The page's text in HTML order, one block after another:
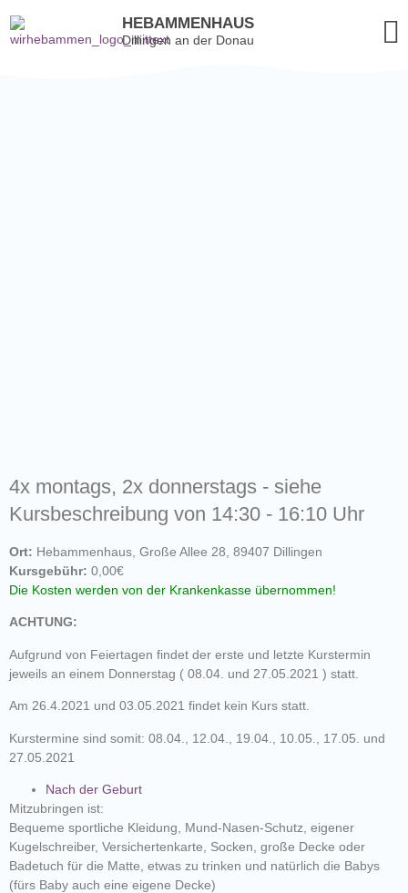
HEBAMMENHAUS
Dillingen an der Donau
4x montags, 2x donnerstags - siehe
Kursbeschreibung von 14:30 - 16:10 Uhr
Ort: Hebammenhaus, Große Allee 28, 89407 Dillingen
Kursgebühr: 0,00€
Die Kosten werden von der Krankenkasse übernommen!
ACHTUNG:
Aufgrund von Feiertagen findet der erste und letzte Kurstermin
jeweils an einem Donnerstag ( 08.04. und 27.05.2021 ) statt.
Am 26.4.2021 und 03.05.2021 findet kein Kurs statt.
Kurstermine sind somit: 08.04., 12.04., 19.04., 10.05., 17.05. und
27.05.2021
Nach der Geburt
Mitzubringen ist:
Bequeme sportliche Kleidung, Mund-Nasen-Schutz, eigener
Kugelschreiber, Versichertenkarte, Socken, große Decke oder
Badetuch für die Matte, etwas zu trinken und natürlich die Babys
(fürs Baby auch eine eigene Decke)